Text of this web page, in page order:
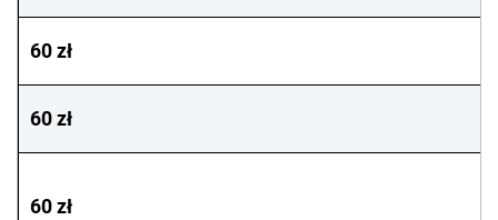
60 zł
60 zł
60 zł